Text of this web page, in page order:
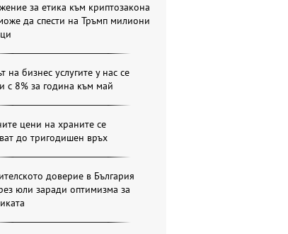
за етика към криптозакона
да спести на Тръмп милиони
на бизнес услугите у нас се
с 8% за година към май
цени на храните се
до тригодишен връх
доверие в България
юли заради оптимизма за